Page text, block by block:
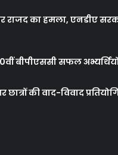
राजद का हमला, एनडीए
बीपीएससी सफल
की वाद-विवाद